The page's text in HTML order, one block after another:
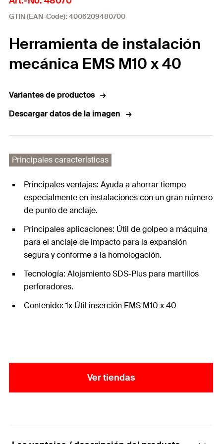
GTIN (EAN-Code): 4006209480700
Herramienta de instalación
mecánica EMS M10 x 40
Variantes de productos
Descargar datos de la imagen
Principales características
Principales ventajas: Ayuda a ahorrar tiempo
especialmente en instalaciones con un gran número
de punto de anclaje.
Principales aplicaciones: Útil de golpeo a máquina
para el anclaje de impacto para la expansión
segura y conforme a la homologación.
Tecnología: Alojamiento SDS-Plus para martillos
perforadores.
Contenido: 1x Útil inserción EMS M10 x 40
Ver tiendas